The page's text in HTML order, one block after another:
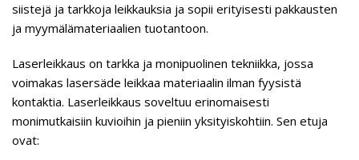
siistejä ja tarkkoja leikkauksia ja sopii erityisesti pakkausten
ja myymälämateriaalien tuotantoon.
Laserleikkaus on tarkka ja monipuolinen tekniikka, jossa
voimakas lasersäde leikkaa materiaalin ilman fyysistä
kontaktia. Laserleikkaus soveltuu erinomaisesti
monimutkaisiin kuvioihin ja pieniin yksityiskohtiin. Sen etuja
ovat: